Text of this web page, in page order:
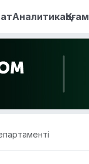
АналитикаҚоғам